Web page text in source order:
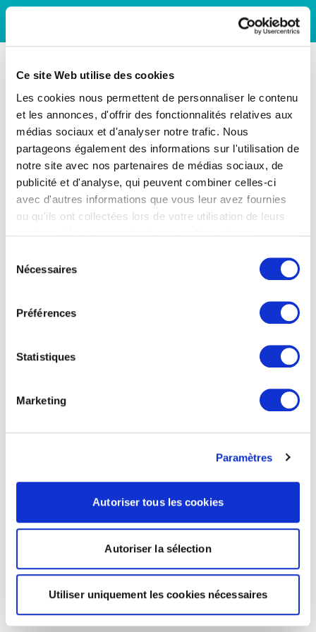
Ce site Web utilise des cookies
Les cookies nous permettent de personnaliser le contenu
et les annonces, d'offrir des fonctionnalités relatives aux
médias sociaux et d'analyser notre trafic. Nous
partageons également des informations sur l'utilisation de
notre site avec nos partenaires de médias sociaux, de
publicité et d'analyse, qui peuvent combiner celles-ci
avec d'autres informations que vous leur avez fournies
ou qu'ils ont collectées lors de votre utilisation de leurs
Nécessaires
Préférences
Statistiques
Marketing
Paramètres
Autoriser tous les cookies
Autoriser la sélection
Utiliser uniquement les cookies nécessaires